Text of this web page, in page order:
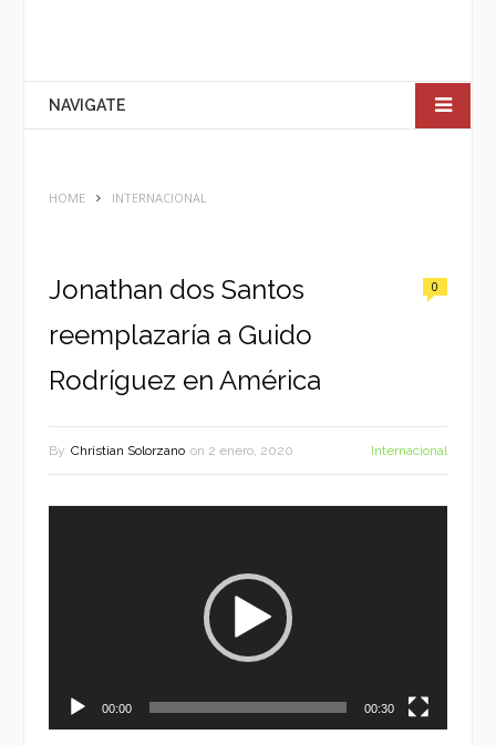
NAVIGATE
HOME INTERNACIONAL
Jonathan dos Santos
reemplazaría a Guido
Rodríguez en América
0
By Christian Solorzano on 2 enero, 2020 Internacional
00:00 00:30